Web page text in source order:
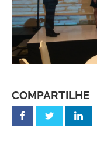
COMPARTILHE